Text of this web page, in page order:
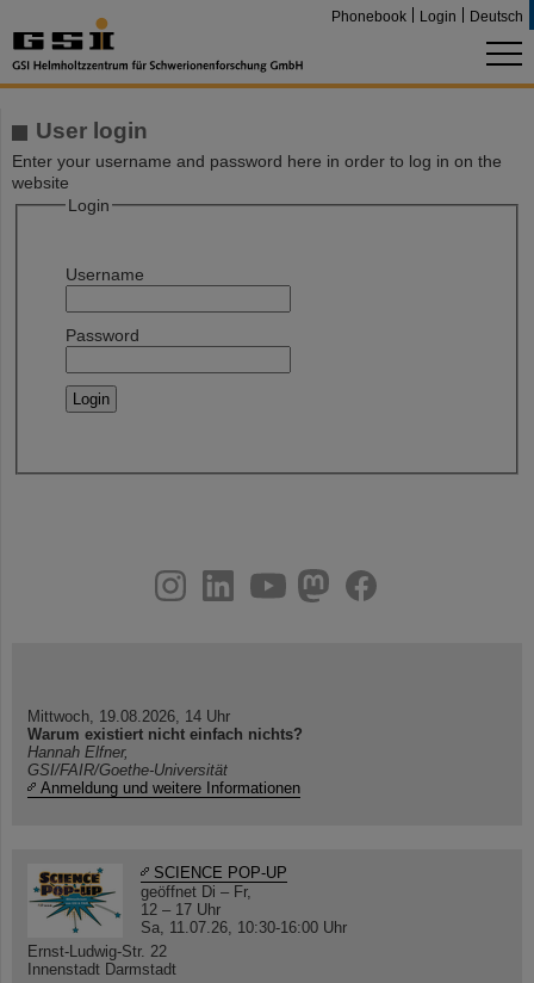
Phonebook Login Deutsch
User login
Enter your username and password here in order to log in on the
website
Login
Username
Password
youtube
helmholtz.social
facebook
Mittwoch, 19.08.2026, 14 Uhr
Warum existiert nicht einfach nichts?
Hannah Elfner,
GSI/FAIR/Goethe-Universität
Anmeldung und weitere Informationen
SCIENCE POP-UP
geöffnet Di – Fr,
12 – 17 Uhr
Sa, 11.07.26, 10:30-16:00 Uhr
Ernst-Ludwig-Str. 22
Innenstadt Darmstadt